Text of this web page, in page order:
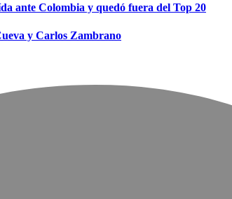
ante Colombia y quedó fuera del Top 20
y Carlos Zambrano